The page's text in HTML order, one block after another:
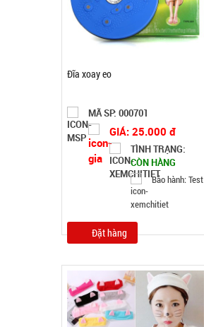
Đĩa xoay eo
MÃ SP: 000701
GIÁ: 25.000 đ
TÌNH TRẠNG:
CÒN HÀNG
Bảo hành: Test
Đặt hàng